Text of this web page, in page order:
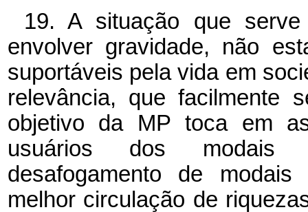
19. A situação que
envolver gravidade, não
suportáveis pela vida em
relevância, que facilmente
objetivo da MP toca em
usuários dos modais
desafogamento de modais
melhor circulação de